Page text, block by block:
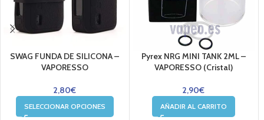
SWAG FUNDA DE SILICONA –
VAPORESSO
2,80€
SELECCIONAR OPCIONES
Pyrex NRG MINI TANK 2ML –
VAPORESSO (Cristal)
2,90€
AÑADIR AL CARRITO